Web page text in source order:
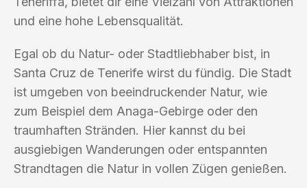
und eine hohe Lebensqualität.
Egal ob du Natur- oder Stadtliebhaber bist, in
Santa Cruz de Tenerife wirst du fündig. Die Stadt
ist umgeben von beeindruckender Natur, wie
zum Beispiel dem Anaga-Gebirge oder den
traumhaften Stränden. Hier kannst du bei
ausgiebigen Wanderungen oder entspannten
Strandtagen die Natur in vollen Zügen genießen.